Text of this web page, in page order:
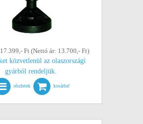
Ft (Nettó ár: 13.700,- Ft)
közvetlenül az olaszországi
gyárból rendeljük.
részletek kosárba!